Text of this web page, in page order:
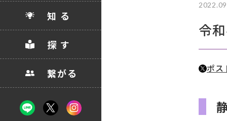
知 る
探 す
繋がる
令
ポス